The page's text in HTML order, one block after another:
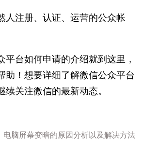
人注册、认证、运营的公众帐
平台如何申请的介绍就到这里，
助！想要详细了解微信公众平台
续关注微信的最新动态。
电脑屏幕变暗的原因分析以及解决方法